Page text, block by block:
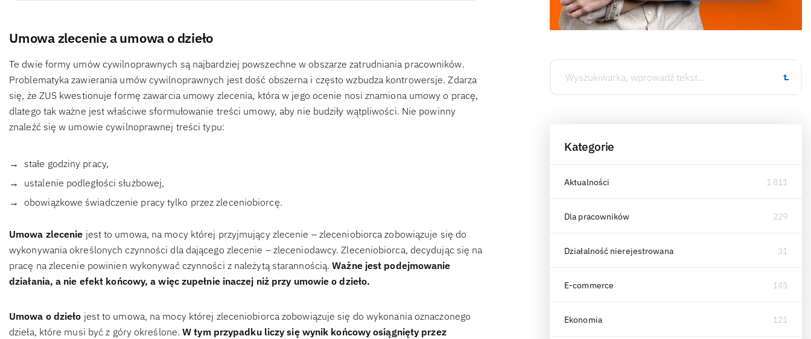
Umowa zlecenie a umowa o dzieło
Te dwie formy umów cywilnoprawnych są najbardziej powszechne w obszarze zatrudniania pracowników.
Problematyka zawierania umów cywilnoprawnych jest dość obszerna i często wzbudza kontrowersje. Zdarza
się, że ZUS kwestionuje formę zawarcia umowy zlecenia, która w jego ocenie nosi znamiona umowy o pracę,
dlatego tak ważne jest właściwe sformułowanie treści umowy, aby nie budziły wątpliwości. Nie powinny
znaleźć się w umowie cywilnoprawnej treści typu:
stałe godziny pracy,
ustalenie podległości służbowej,
obowiązkowe świadczenie pracy tylko przez zleceniobiorcę.
Umowa zlecenie jest to umowa, na mocy której przyjmujący zlecenie – zleceniobiorca zobowiązuje się do
wykonywania określonych czynności dla dającego zlecenie – zleceniodawcy. Zleceniobiorca, decydując się na
pracę na zlecenie powinien wykonywać czynności z należytą starannością.Ważne jest podejmowanie
działania, a nie efekt końcowy, a więc zupełnie inaczej niż przy umowie o dzieło.
Umowa o dzieło jest to umowa, na mocy której zleceniobiorca zobowiązuje się do wykonania oznaczonego
dzieła, które musi być z góry określone.W tym przypadku liczy się wynik końcowy osiągnięty przez
Kategorie
Aktualności 1 811
Dla pracowników 229
Działalność nierejestrowana 31
E-commerce 145
Ekonomia 121